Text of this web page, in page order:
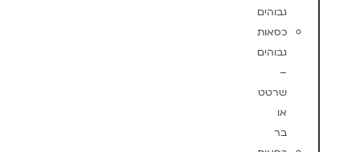
גבוהים
כסאות
גבוהים
–
שרטט
או
בר